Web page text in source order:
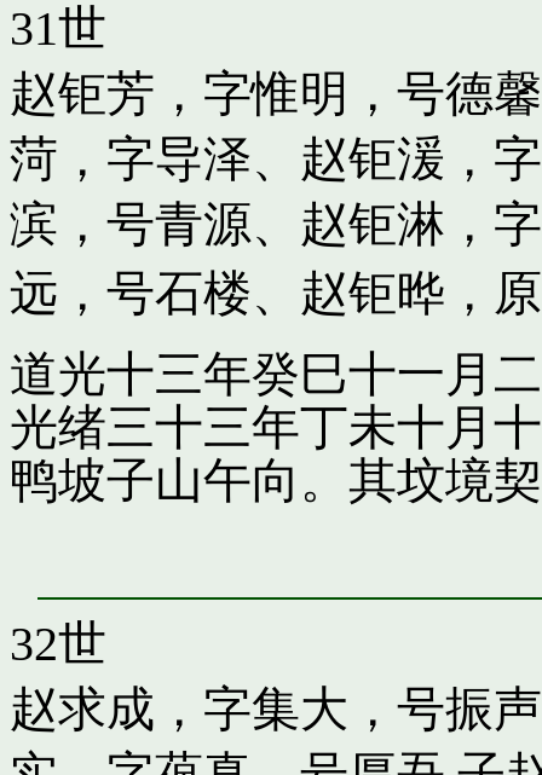
31世
赵钜芳，字惟明，号德馨
菏，字导泽、 赵钜湲，
滨，号青源、 赵钜淋，
远，号石楼、 赵钜晔，
道光十三年癸巳十一月
光绪三十三年丁未十月
鸭坡子山午向。其坟境
32世
赵求成，字集大，号振声